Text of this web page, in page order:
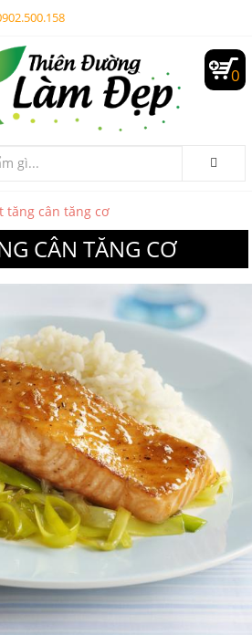
0
tăng cân tăng cơ
CÂN TĂNG CƠ